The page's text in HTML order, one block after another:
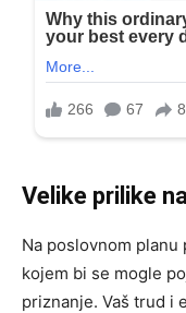
Velike prilike
Na poslovnom planu
kojem bi se mogle
priznanje. Vaš trud i